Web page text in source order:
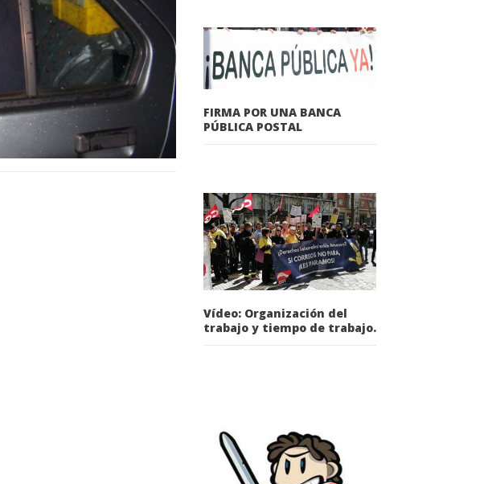
FIRMA POR UNA BANCA
PÚBLICA POSTAL
Vídeo: Organización del
trabajo y tiempo de trabajo.